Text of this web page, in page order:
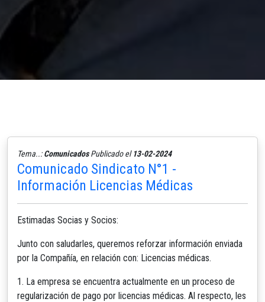
Tema..:ComunicadosPublicado el 13-02-2024
Comunicado Sindicato N°1 -
Información Licencias Médicas
Estimadas Socias y Socios:
Junto con saludarles, queremos reforzar información enviada
por la Compañía, en relación con: Licencias médicas.
1. La empresa se encuentra actualmente en un proceso de
regularización de pago por licencias médicas. Al respecto, les